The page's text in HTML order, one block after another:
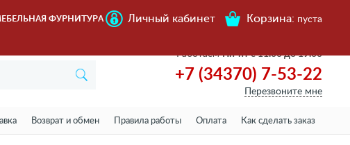
ФУРНИТУРА Личный кабинет Корзина: пуста
РаботаемПн-пт с 11.00 до 19.00
+7 (34370) 7-53-22
Перезвоните мне
Возврат и обмен Правила работы Оплата Как сделать заказ